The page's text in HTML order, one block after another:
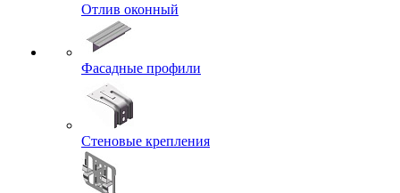
Отлив оконный
Фасадные профили
Стеновые крепления